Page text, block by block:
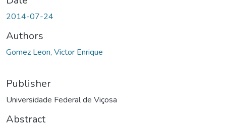
2014-07-24
Authors
Gomez Leon, Victor Enrique
Publisher
Universidade Federal de Viçosa
Abstract